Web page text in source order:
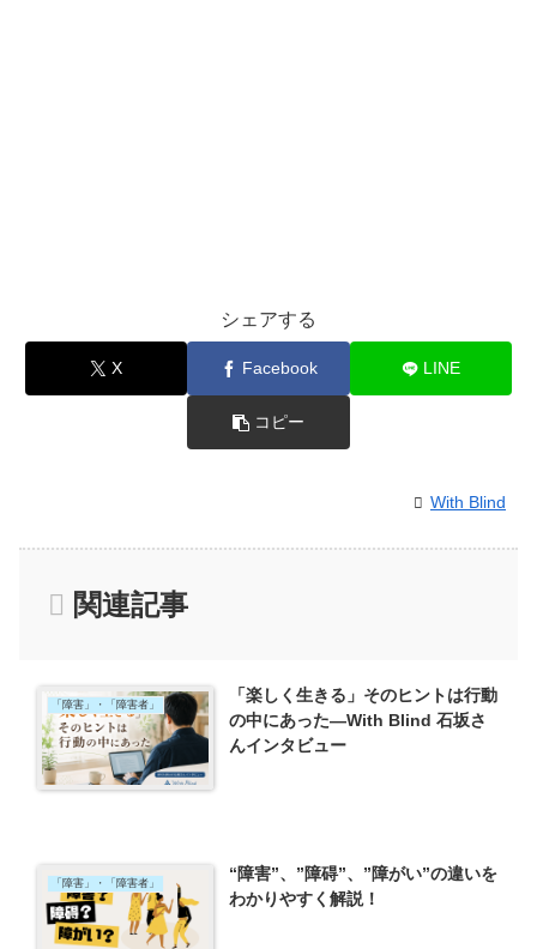
シェアする
X Facebook LINE
コピー
With Blind
関連記事
「障害」・「障害者」
「楽しく生きる」そのヒントは行動
の中にあった―With Blind 石坂さ
んインタビュー
「障害」・「障害者」
“障害”、”障碍”、”障がい”の違いを
わかりやすく解説！